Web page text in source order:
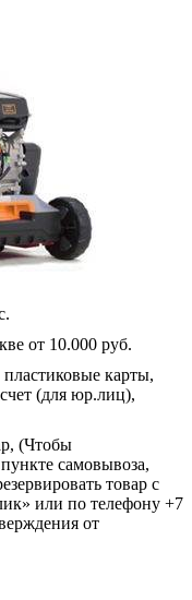
от 10.000 руб.
карты,
(для юр.лиц),
(Чтобы
самовывоза,
товар с
или по телефону +7
от